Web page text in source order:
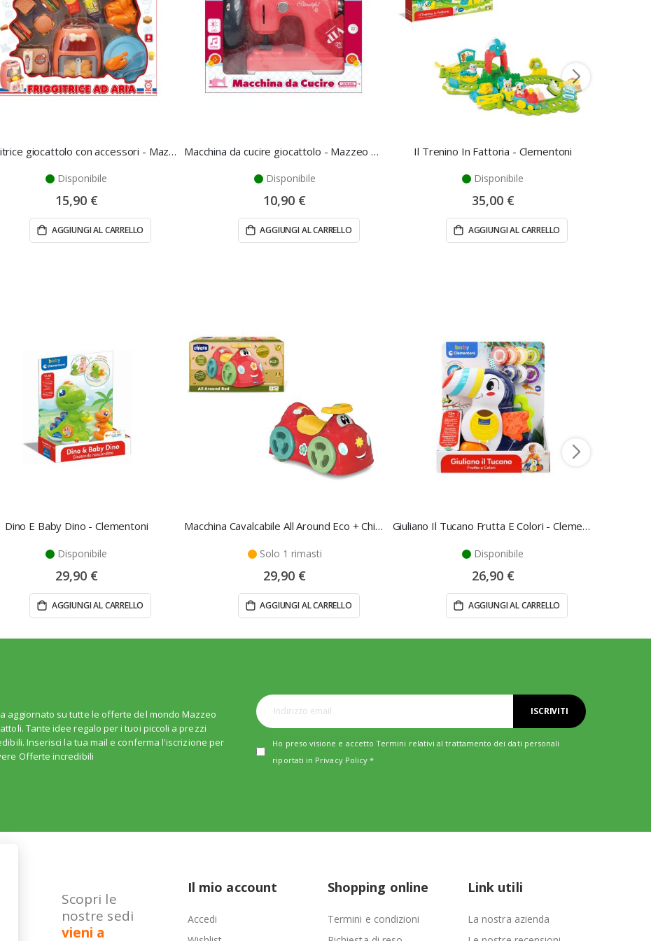
Friggitrice giocattolo con accessori - Mazzeo Giocattoli
Disponibile
15,90 €
AGGIUNGI AL CARRELLO
Macchina da cucire giocattolo - Mazzeo Giocattoli
Disponibile
10,90 €
AGGIUNGI AL CARRELLO
Il Trenino In Fattoria - Clementoni
Disponibile
35,00 €
AGGIUNGI AL CARRELLO
Dino E Baby Dino - Clementoni
Disponibile
29,90 €
AGGIUNGI AL CARRELLO
Macchina Cavalcabile All Around Eco + Chicco
Solo 1 rimasti
29,90 €
AGGIUNGI AL CARRELLO
Giuliano Il Tucano Frutta E Colori - Clementoni
Disponibile
26,90 €
AGGIUNGI AL CARRELLO
aggiornato su tutte le offerte del mondo Mazzeo
Tante idee regalo per i tuoi piccoli a prezzi
Inserisci la tua mail e conferma l'iscrizione per
Offerte incredibili
ISCRIVITI
Ho preso visione e accetto Termini relativi al trattamento dei dati personali
riportati in Privacy Policy *
Scopri le
nostre sedi
vieni a
Il mio account
Accedi
Shopping online
Termini e condizioni
Link utili
La nostra azienda